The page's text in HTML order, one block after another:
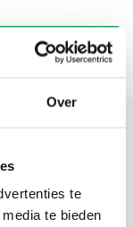
Over
te
te bieden
winkelwagen